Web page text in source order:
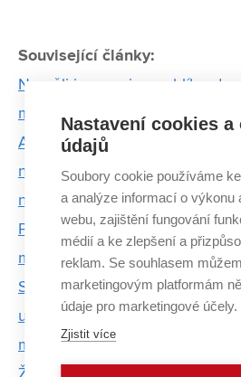
Související články:
Neměli jsme ani na rohlíky,
milionech, říká spoluzakladatel
Absolventi VUT vymysleli
najít startupy po celém světě.
největší společnosti
Projekt studentů FP VUT chce
modernizovat přepravu zboží
Studenti VUT a MUNI pracují s
upravenými bakteriemi.
mezinárodní soutěže
Nastavení cookies a
údajů
Soubory cookie používáme
a analýze informací o výkonu
webu, zajištění fungování
médií a ke zlepšení a
reklam. Se souhlasem
marketingovým platformám
údaje pro marketingové účely.
Zjistit více